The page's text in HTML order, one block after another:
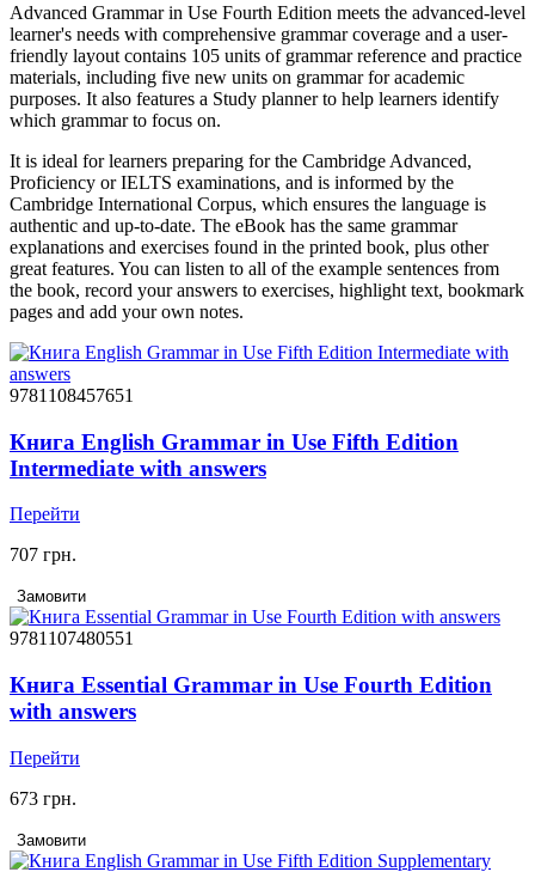
Advanced Grammar in Use Fourth Edition meets the advanced-level
learner's needs with comprehensive grammar coverage and a user-
friendly layout contains 105 units of grammar reference and practice
materials, including five new units on grammar for academic
purposes. It also features a Study planner to help learners identify
which grammar to focus on.
It is ideal for learners preparing for the Cambridge Advanced,
Proficiency or IELTS examinations, and is informed by the
Cambridge International Corpus, which ensures the language is
authentic and up-to-date. The eBook has the same grammar
explanations and exercises found in the printed book, plus other
great features. You can listen to all of the example sentences from
the book, record your answers to exercises, highlight text, bookmark
pages and add your own notes.
9781108457651
Книга English Grammar in Use Fifth Edition
Intermediate with answers
Перейти
707 грн.
Замовити
9781107480551
Книга Essential Grammar in Use Fourth Edition
with answers
Перейти
673 грн.
Замовити